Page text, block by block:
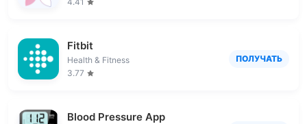
Fitbit
Health & Fitness
3.77
ПОЛУЧАТЬ
Blood Pressure App